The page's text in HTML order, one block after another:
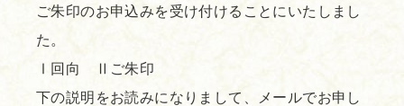
ご朱印のお申込みを受け付けることにいたしまし
た。
Ⅰ回向 Ⅱご朱印
下の説明をお読みになりまして、メールでお申し